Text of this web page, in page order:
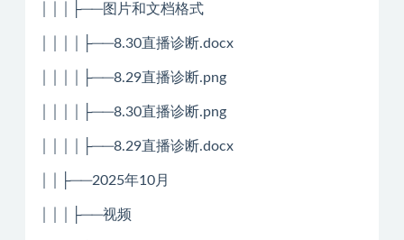
│││├──图片和文档格式
││││├──8.30直播诊断.docx
││││├──8.29直播诊断.png
││││├──8.30直播诊断.png
││││├──8.29直播诊断.docx
││├──2025年10月
│││├──视频